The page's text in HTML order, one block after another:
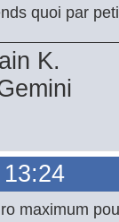
quoi par
K.
maximum